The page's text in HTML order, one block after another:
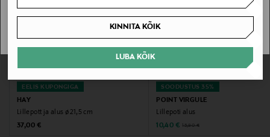
KINNITA KÕIK
LUBA KÕIK
15x2 CM
Tootjamaa
HIINA
Tootja
EELIS KUPONGIGA
HAY
Lillepott ja alus ø 21,5 cm
Original Price
37,00 €
SOODUSTUS 35%
POINT VIRGULE
Lillepoti alus
Discounted Price
10,40 € Original Price
15,90 €
SAAN ARU